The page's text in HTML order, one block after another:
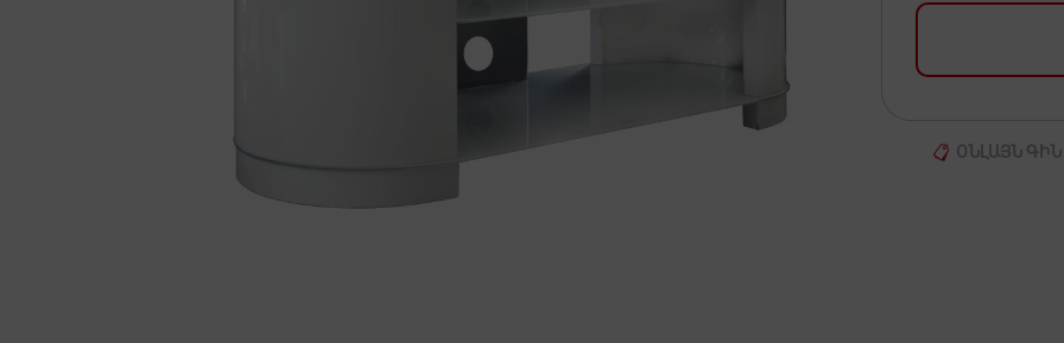
ՕՆԼԱՅՆ ԳԻՆ